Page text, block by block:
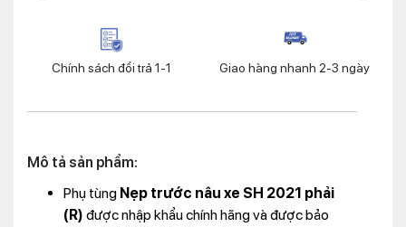
Chính sách đổi trả 1-1 Giao hàng nhanh 2-3 ngày
Mô tả sản phẩm:
Phụ tùng Nẹp trước nâu xe SH 2021 phải
(R) được nhập khẩu chính hãng và được bảo